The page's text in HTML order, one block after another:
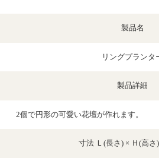
製品名
リングプランタ
製品詳細
2個で円形の可愛い花壇が作れます。
寸法 Ｌ(長さ) × Ｈ(高さ